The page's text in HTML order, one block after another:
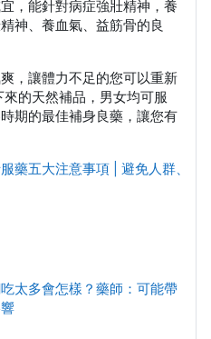
，能針對病症強壯精神，養
神、養血氣、益筋骨的良
，讓體力不足的您可以重新
的天然補品，男女均可服
期的最佳補身良藥，讓您有
藥五大注意事項 | 避免人群、
太多會怎樣？藥師：可能帶